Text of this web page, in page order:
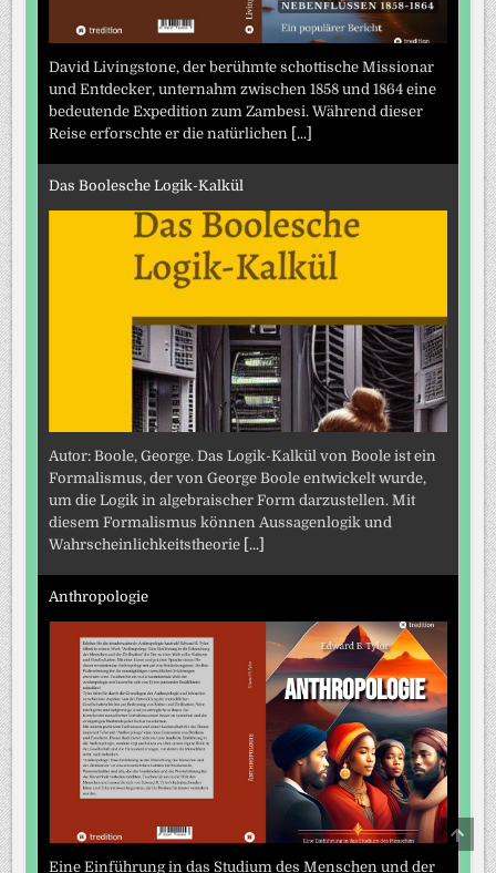
David Livingstone, der berühmte schottische Missionar
und Entdecker, unternahm zwischen 1858 und 1864 eine
bedeutende Expedition zum Zambesi. Während dieser
Reise erforschte er die natürlichen [...]
Das Boolesche Logik-Kalkül
Autor: Boole, George. Das Logik-Kalkül von Boole ist ein
Formalismus, der von George Boole entwickelt wurde,
um die Logik in algebraischer Form darzustellen. Mit
diesem Formalismus können Aussagenlogik und
Wahrscheinlichkeitstheorie [...]
Anthropologie
Eine Einführung in das Studium des Menschen und der
TO
TOP